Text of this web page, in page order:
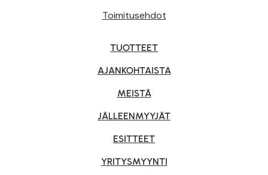
Toimitusehdot
TUOTTEET
AJANKOHTAISTA
MEISTÄ
JÄLLEENMYYJÄT
ESITTEET
YRITYSMYYNTI